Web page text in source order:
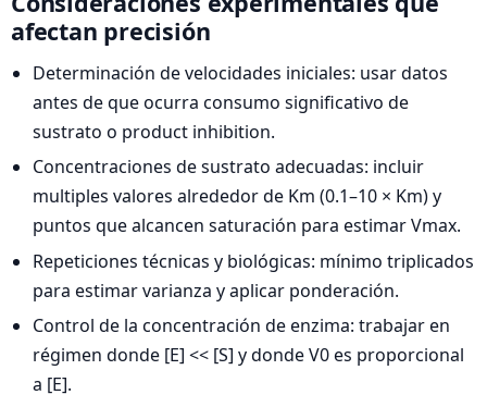
afectan precisión
Determinación de velocidades iniciales: usar datos
antes de que ocurra consumo significativo de
sustrato o product inhibition.
Concentraciones de sustrato adecuadas: incluir
multiples valores alrededor de Km (0.1–10 × Km) y
puntos que alcancen saturación para estimar Vmax.
Repeticiones técnicas y biológicas: mínimo triplicados
para estimar varianza y aplicar ponderación.
Control de la concentración de enzima: trabajar en
régimen donde [E] << [S] y donde V0 es proporcional
a [E].